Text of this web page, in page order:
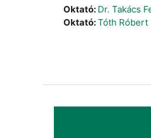
Oktató: Dr. Takács
Oktató:Tóth Róbert